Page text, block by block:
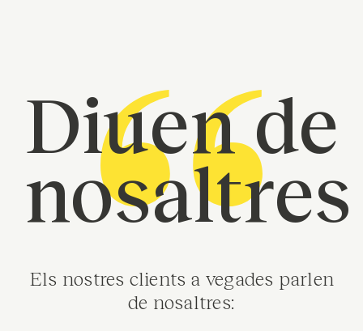
Diuen de
nosaltres
Els nostres clients a vegades parlen
de nosaltres: